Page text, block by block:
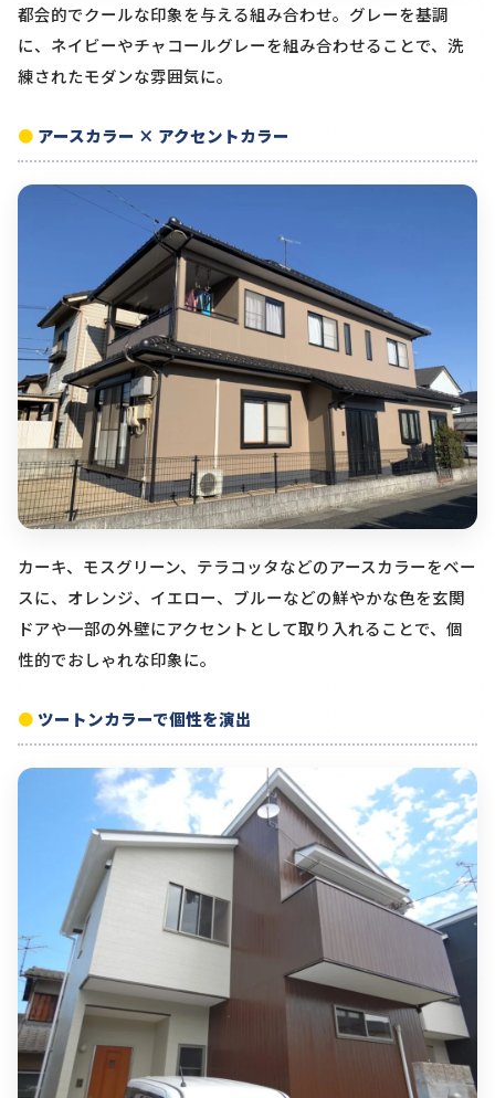
都会的でクールな印象を与える組み合わせ。グレーを基調
に、ネイビーやチャコールグレーを組み合わせることで、洗
練されたモダンな雰囲気に。
アースカラー × アクセントカラー
カーキ、モスグリーン、テラコッタなどのアースカラーをベー
スに、オレンジ、イエロー、ブルーなどの鮮やかな色を玄関
ドアや一部の外壁にアクセントとして取り入れることで、個
性的でおしゃれな印象に。
ツートンカラーで個性を演出